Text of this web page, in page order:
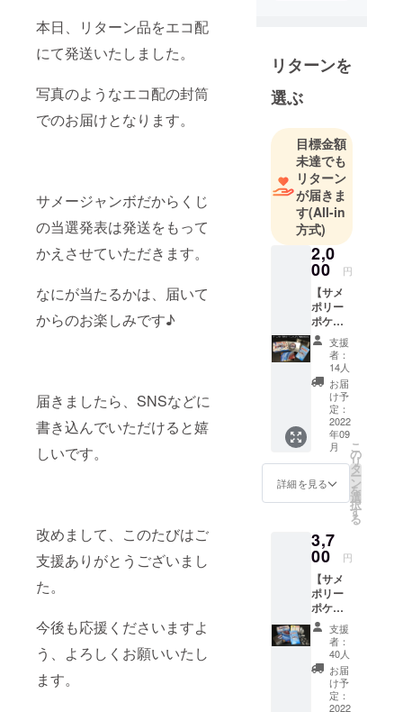
本日、リターン品をエコ配
にて発送いたしました。
写真のようなエコ配の封筒
でのお届けとなります。
サメージャンボだからくじ
の当選発表は発送をもって
かえさせていただきます。
なにが当たるかは、届いて
からのお楽しみです♪
届きましたら、SNSなどに
書き込んでいただけると嬉
しいです。
改めまして、このたびはご
支援ありがとうございまし
た。
今後も応援くださいますよ
う、よろしくお願いいたし
ます。
ターなども
深堀りして
います。
世界的に知
られるボー
ドゲーム
「モノポ
リー」から
新しいサス
ペンスホ
ラーゲーム
を開発しま
した。
リターンを
選ぶ
目標金額
未達でも
リターン
が届きま
す(All-in
方式)
2,0
00 円
【サメ
ポリー
ポケッ
ト着せ
替え
セッ
ト】 ※
ゲーム
プレイ
用のコ
マ、
カー
ド、ダ
イスは
入って
いませ
でにサ
メポ
リーを
お持ち
の方向
けの
コース
です。
・缶
ケース
・ゲー
ムクロ
支援
者：
14人
お届
け予
定：
2022
年09
月
詳細を見る
こ
の
リ
タ
ー
ン
を
選
択
す
る
3,7
00 円
【サメ
ポリー
ポケッ
トフル
セッ
ト】 ----
-----------
-----------
--- ■サ
メポ
支援
者：
40人
お届
け予
定：
2022